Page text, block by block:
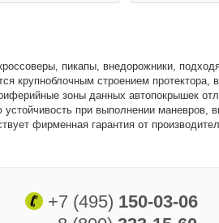
пикапы, внедорожники,
крупноблочным строением протектора,
зоны данных автопокрышек
при выполнении маневров,
фирменная гарантия от
+7 (495) 150-03-06